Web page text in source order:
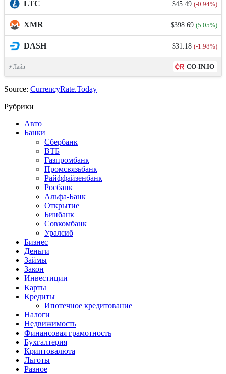
LTC $45.49 (-0.94%)
XMR $398.69 (5.05%)
DASH $31.18 (-1.98%)
⚡Лайв CO-IN.IO
Source: CurrencyRate.Today
Рубрики
Авто
Банки
Сбербанк
ВТБ
Газпромбанк
Промсвязьбанк
Райффайзенбанк
Росбанк
Альфа-Банк
Открытие
Бинбанк
Совкомбанк
Уралсиб
Бизнес
Деньги
Займы
Закон
Инвестиции
Карты
Кредиты
Ипотечное кредитование
Налоги
Недвижимость
Финансовая грамотность
Бухгалтерия
Криптовалюта
Льготы
Разное